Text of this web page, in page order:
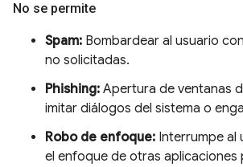
No se permite
Spam: Bombardear al usuario
no solicitadas.
Phishing: Apertura de ventanas
imitar diálogos del sistema o
Robo de enfoque: Interrumpe al
el enfoque de otras aplicaciones